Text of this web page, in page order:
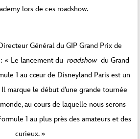
lors de ces roadshow.
Général du GIP Grand Prix de
« Le lancement du roadshow du Grand
1 au cœur de Disneyland Paris est un
marque le début d’une grande tournée
au cours de laquelle nous serons
1 au plus près des amateurs et des
curieux. »